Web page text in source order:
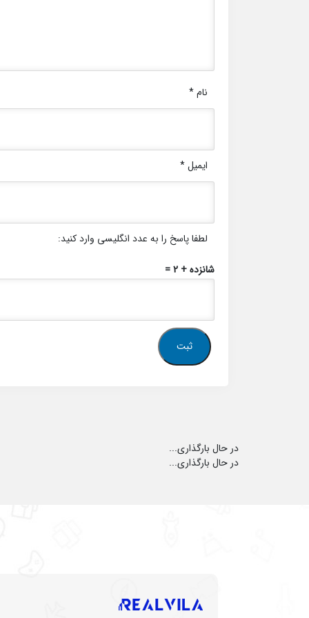
نام*
ایمیل*
لطفا پاسخ را به عدد انگلیسی وارد کنید:
شانزده + 2 =
در حال بارگذاری...
در حال بارگذاری...